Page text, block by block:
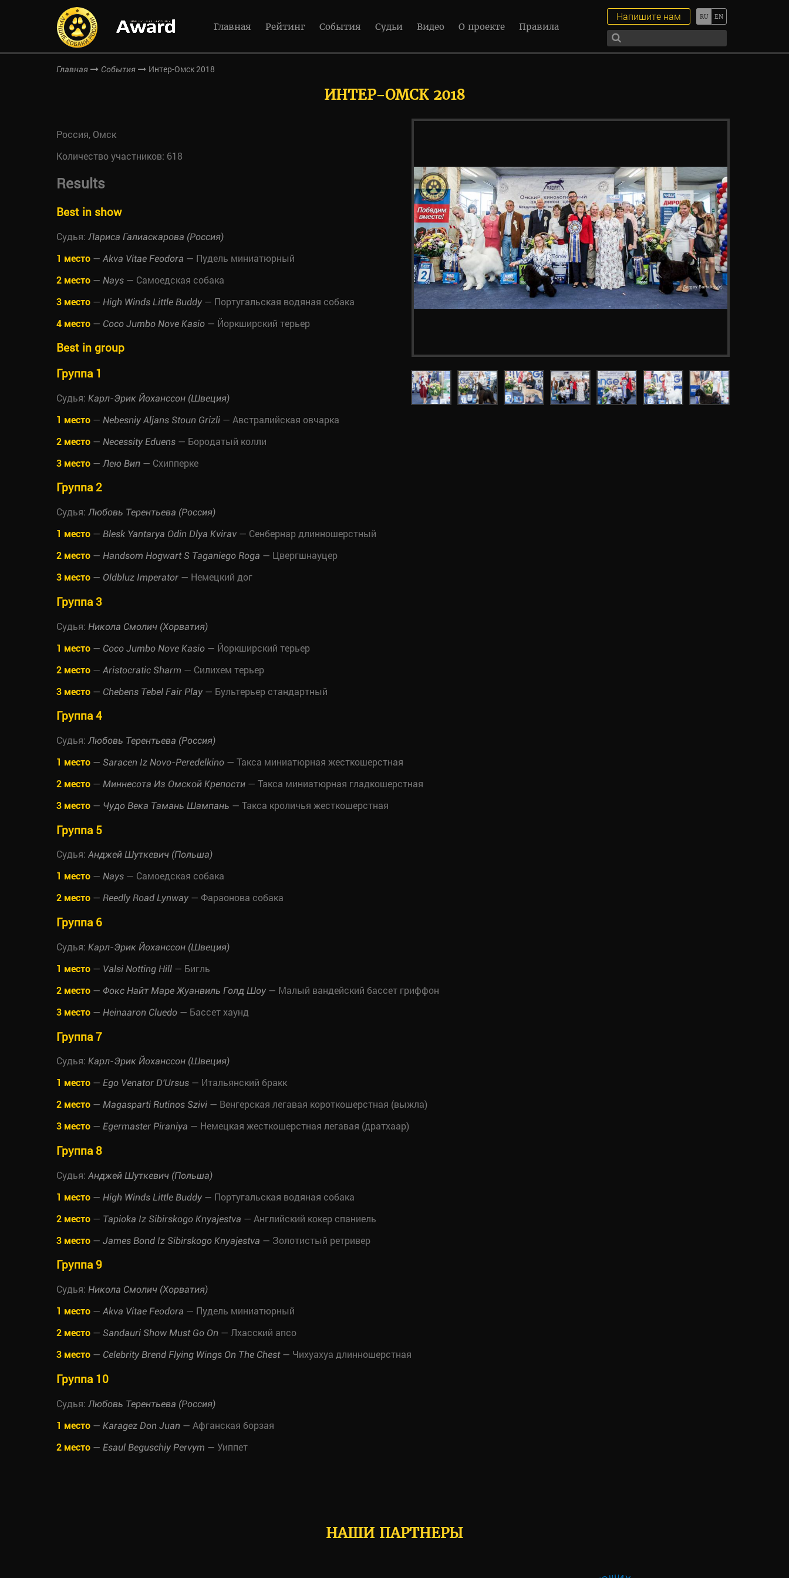
Главная Рейтинг События Судьи Видео О проекте Правила
Напишите нам
Главная События Интер-Омск 2018
ИНТЕР-ОМСК 2018
Россия, Омск
Количество участников: 618
Results
Best in show
Судья: Лариса Галиаскарова (Россия)
1 место — Akva Vitae Feodora — Пудель миниатюрный
2 место — Nays — Самоедская собака
3 место — High Winds Little Buddy — Португальская водяная собака
4 место — Coco Jumbo Nove Kasio — Йоркширский терьер
Best in group
Группа 1
Судья: Карл-Эрик Йоханссон (Швеция)
1 место — Nebesniy Aljans Stoun Grizli — Австралийская овчарка
2 место — Necessity Eduens — Бородатый колли
3 место — Лею Вип — Схипперке
Группа 2
Судья: Любовь Терентьева (Россия)
1 место — Blesk Yantarya Odin Dlya Kvirav — Сенбернар длинношерстный
2 место — Handsom Hogwart S Taganiego Roga — Цвергшнауцер
3 место — Oldbluz Imperator — Немецкий дог
Группа 3
Судья: Никола Смолич (Хорватия)
1 место — Coco Jumbo Nove Kasio — Йоркширский терьер
2 место — Aristocratic Sharm — Силихем терьер
3 место — Chebens Tebel Fair Play — Бультерьер стандартный
Группа 4
Судья: Любовь Терентьева (Россия)
1 место — Saracen Iz Novo-Peredelkino — Такса миниатюрная жесткошерстная
2 место — Миннесота Из Омской Крепости — Такса миниатюрная гладкошерстная
3 место — Чудо Века Тамань Шампань — Такса кроличья жесткошерстная
Группа 5
Судья: Анджей Шуткевич (Польша)
1 место — Nays — Самоедская собака
2 место — Reedly Road Lynway — Фараонова собака
Группа 6
Судья: Карл-Эрик Йоханссон (Швеция)
1 место — Valsi Notting Hill — Бигль
2 место — Фокс Найт Маре Жуанвиль Голд Шоу — Малый вандейский бассет гриффон
3 место — Heinaaron Cluedo — Бассет хаунд
Группа 7
Судья: Карл-Эрик Йоханссон (Швеция)
1 место — Ego Venator D'Ursus — Итальянский бракк
2 место — Magasparti Rutinos Szivi — Венгерская легавая короткошерстная (выжла)
3 место — Egermaster Piraniya — Немецкая жесткошерстная легавая (дратхаар)
Группа 8
Судья: Анджей Шуткевич (Польша)
1 место — High Winds Little Buddy — Португальская водяная собака
2 место — Tapioka Iz Sibirskogo Knyajestva — Английский кокер спаниель
3 место — James Bond Iz Sibirskogo Knyajestva — Золотистый ретривер
Группа 9
Судья: Никола Смолич (Хорватия)
1 место — Akva Vitae Feodora — Пудель миниатюрный
2 место — Sandauri Show Must Go On — Лхасский апсо
3 место — Celebrity Brend Flying Wings On The Chest— Чихуахуа длинношерстная
Группа 10
Судья: Любовь Терентьева (Россия)
1 место — Karagez Don Juan — Афганская борзая
2 место — Esaul Beguschiy Pervym — Уиппет
НАШИ ПАРТНЕРЫ